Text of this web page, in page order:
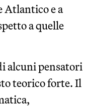
Atlantico e a
a quelle
alcuni pensatori
teorico forte. Il